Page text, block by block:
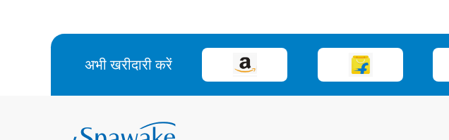
अभी खरीदारी करें